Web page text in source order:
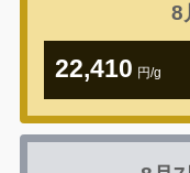
8
22,410 円/g